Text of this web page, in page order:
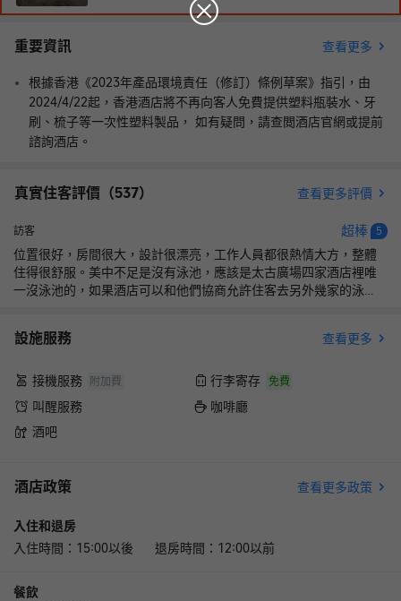
重要資訊 查看更多
根據香港《2023年產品環境責任（修訂）條例草案》指引，由
2024/4/22起，香港酒店將不再向客人免費提供塑料瓶裝水、牙
刷、梳子等一次性塑料製品， 如有疑問，請查閲酒店官網或提前
諮詢酒店。
真實住客評價（537） 查看更多評價
訪客 超棒 5
位置很好，房間很大，設計很漂亮，工作人員都很熱情大方，整體
住得很舒服。美中不足是沒有泳池，應該是太古廣場四家酒店裡唯
一沒泳池的，如果酒店可以和他們協商允許住客去另外幾家的泳
設施服務 查看更多
接機服務 附加費 行李寄存 免費
叫醒服務
咖啡廳
酒吧
酒店政策 查看更多政策
入住和退房
入住時間：15:00以後 退房時間：12:00以前
餐飲